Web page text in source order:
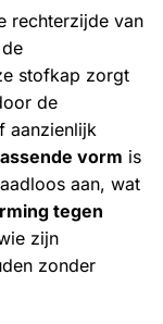
rechterzijde van
stofkap zorgt
de
aanzienlijk
vorm is
aan, wat
tegen
zijn
zonder